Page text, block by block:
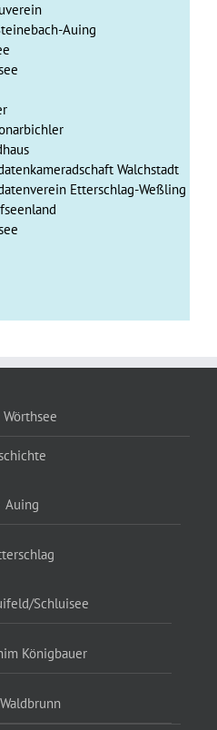
Auing
Walchstadt
Etterschlag-Weßling
Auing
Schluisee
Königbauer
Waldbrunn